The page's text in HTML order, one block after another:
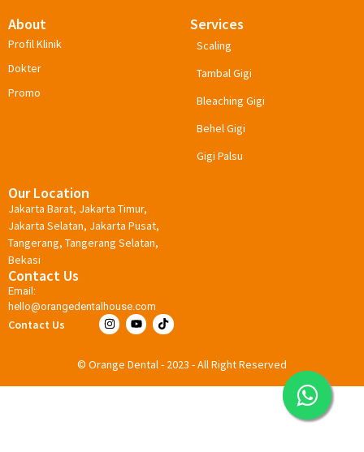
About
Profil Klinik
Dokter
Promo
Services
Scaling
Tambal Gigi
Bleaching Gigi
Behel Gigi
Gigi Palsu
Our Location
Jakarta Barat, Jakarta Timur,
Jakarta Selatan, Jakarta Pusat,
Tangerang, Tangerang Selatan,
Bekasi
Contact Us
Email:
hello@orangedentalhouse.com
Contact Us
© Orange Dental - 2023 - All Right Reserved